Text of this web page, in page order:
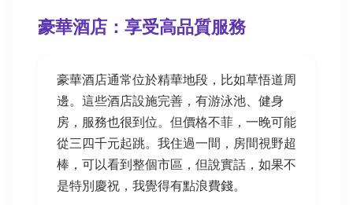
豪華酒店：享受高品質服務
豪華酒店通常位於精華地段，比如草悟道周
邊。這些酒店設施完善，有游泳池、健身
房，服務也很到位。但價格不菲，一晚可能
從三四千元起跳。我住過一間，房間視野超
棒，可以看到整個市區，但說實話，如果不
是特別慶祝，我覺得有點浪費錢。